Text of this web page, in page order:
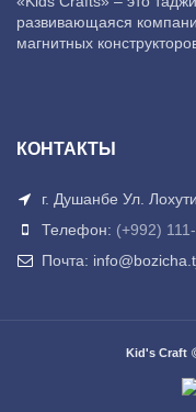
развивающаяся
магнитных
КОНТАКТЫ
г. Душанбе Ул.
Телефон: (+992)
Почта:
Kid's Craft